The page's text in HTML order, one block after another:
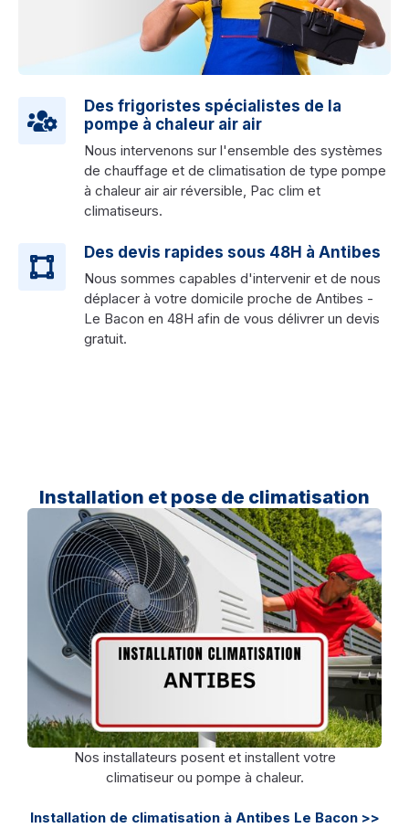
Des frigoristes spécialistes de la
pompe à chaleur air air
Nous intervenons sur l'ensemble des systèmes
de chauffage et de climatisation de type pompe
à chaleur air air réversible, Pac clim et
climatiseurs.
Des devis rapides sous 48H à Antibes
Nous sommes capables d'intervenir et de nous
déplacer à votre domicile proche de Antibes -
Le Bacon en 48H afin de vous délivrer un devis
gratuit.
Installation et pose de climatisation
Nos installateurs posent et installent votre
climatiseur ou pompe à chaleur.
Installation de climatisation à Antibes Le Bacon >>